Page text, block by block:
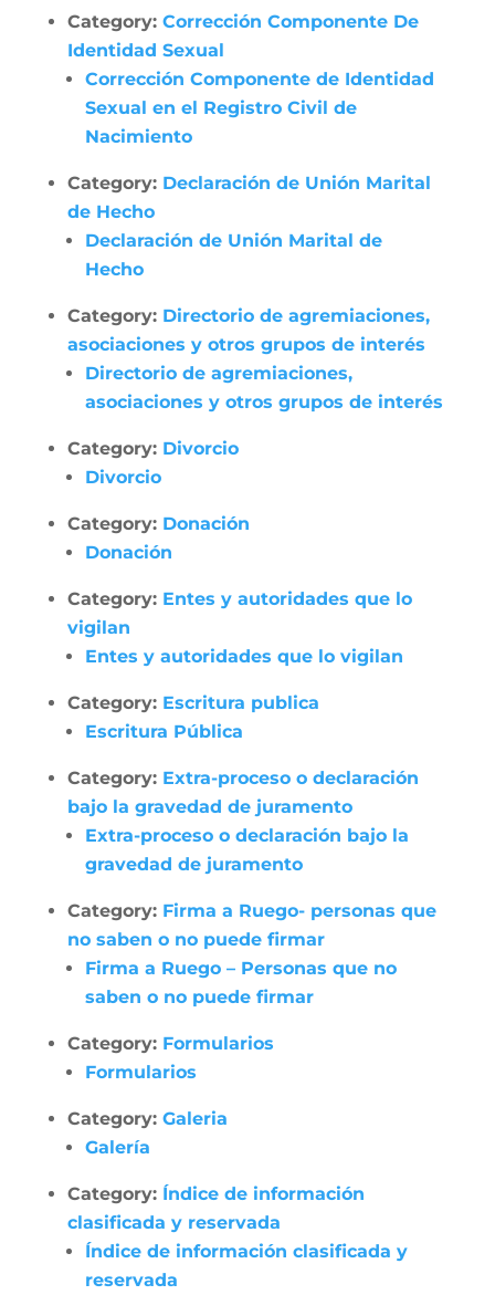
Category: Corrección Componente De
Identidad Sexual
Corrección Componente de Identidad
Sexual en el Registro Civil de
Nacimiento
Category: Declaración de Unión Marital
de Hecho
Declaración de Unión Marital de
Hecho
Category: Directorio de agremiaciones,
asociaciones y otros grupos de interés
Directorio de agremiaciones,
asociaciones y otros grupos de interés
Category: Divorcio
Divorcio
Category: Donación
Donación
Category: Entes y autoridades que lo
vigilan
Entes y autoridades que lo vigilan
Category: Escritura publica
Escritura Pública
Category: Extra-proceso o declaración
bajo la gravedad de juramento
Extra-proceso o declaración bajo la
gravedad de juramento
Category: Firma a Ruego- personas que
no saben o no puede firmar
Firma a Ruego – Personas que no
saben o no puede firmar
Category: Formularios
Formularios
Category: Galeria
Galería
Category: Índice de información
clasificada y reservada
Índice de información clasificada y
reservada